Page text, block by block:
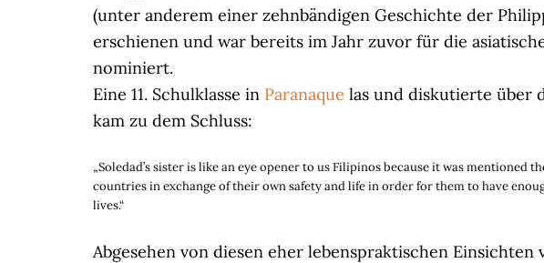
(unter anderem einer zehnbändigen Geschichte der
erschienen und war bereits im Jahr zuvor für die
nominiert.
Eine 11. Schulklasse in Paranaque las und diskutierte über
kam zu dem Schluss:
„Soledad’s sister is like an eye opener to us Filipinos because it was
countries in exchange of their own safety and life in order for them to have
lives.“
Abgesehen von diesen eher lebenspraktischen